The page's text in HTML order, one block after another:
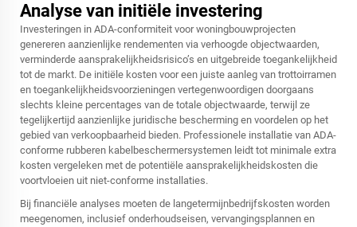
Analyse van initiële investering
Investeringen in ADA-conformiteit voor woningbouwprojecten
genereren aanzienlijke rendementen via verhoogde objectwaarden,
verminderde aansprakelijkheidsrisico’s en uitgebreide toegankelijkheid
tot de markt. De initiële kosten voor een juiste aanleg van trottoirramen
en toegankelijkheidsvoorzieningen vertegenwoordigen doorgaans
slechts kleine percentages van de totale objectwaarde, terwijl ze
tegelijkertijd aanzienlijke juridische bescherming en voordelen op het
gebied van verkoopbaarheid bieden. Professionele installatie van ADA-
conforme rubberen kabelbeschermersystemen leidt tot minimale extra
kosten vergeleken met de potentiële aansprakelijkheidskosten die
voortvloeien uit niet-conforme installaties.
Bij financiële analyses moeten de langetermijnbedrijfskosten worden
meegenomen, inclusief onderhoudseisen, vervangingsplannen en